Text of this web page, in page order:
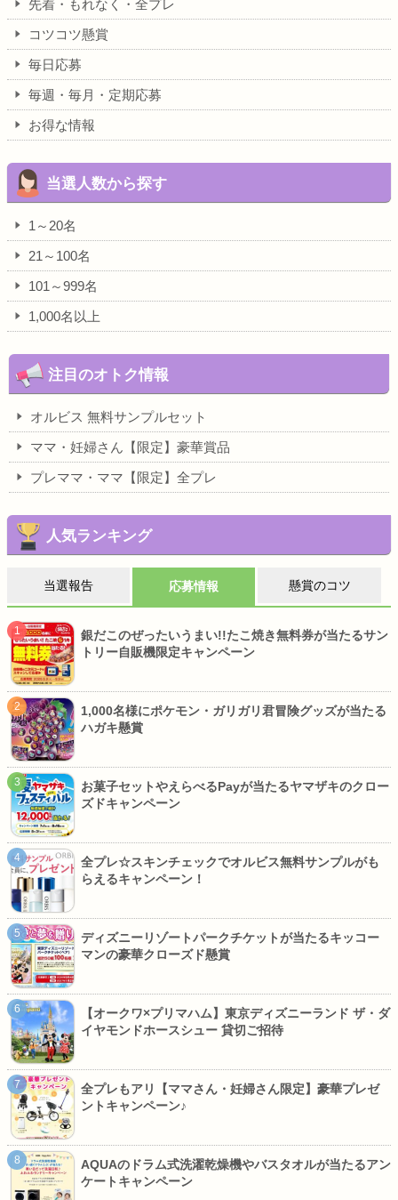
先着・もれなく・全プレ
コツコツ懸賞
毎日応募
毎週・毎月・定期応募
お得な情報
当選人数から探す
1～20名
21～100名
101～999名
1,000名以上
注目のオトク情報
オルビス 無料サンプルセット
ママ・妊婦さん【限定】豪華賞品
プレママ・ママ【限定】全プレ
人気ランキング
当選報告 応募情報 懸賞のコツ
銀だこのぜったいうまい!!たこ焼き無料券が当たるサン
トリー自販機限定キャンペーン
1,000名様にポケモン・ガリガリ君冒険グッズが当たる
ハガキ懸賞
お菓子セットやえらべるPayが当たるヤマザキのクロー
ズドキャンペーン
全プレ☆スキンチェックでオルビス無料サンプルがも
らえるキャンペーン！
ディズニーリゾートパークチケットが当たるキッコー
マンの豪華クローズド懸賞
【オークワ×プリマハム】東京ディズニーランド ザ・ダ
イヤモンドホースシュー 貸切ご招待
全プレもアリ【ママさん・妊婦さん限定】豪華プレゼ
ントキャンペーン♪
AQUAのドラム式洗濯乾燥機やバスタオルが当たるアン
ケートキャンペーン